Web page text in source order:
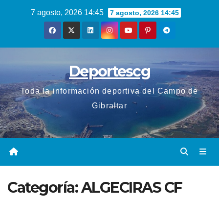
7 agosto, 2026 14:45 7 agosto, 2026 14:45
Deportescg
Toda la información deportiva del Campo de
Gibraltar
Categoría:ALGECIRAS CF